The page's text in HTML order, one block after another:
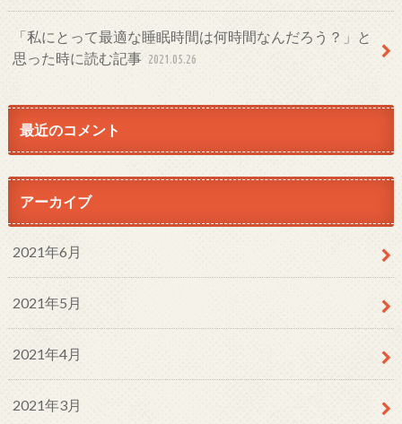
「私にとって最適な睡眠時間は何時間なんだろう？」と
思った時に読む記事 2021.05.26
最近のコメント
アーカイブ
2021年6月
2021年5月
2021年4月
2021年3月